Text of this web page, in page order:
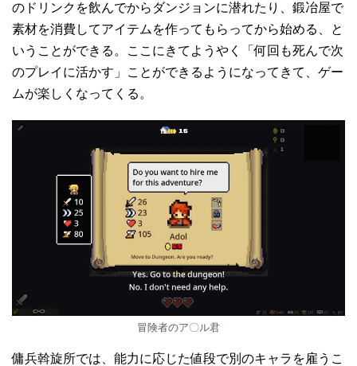
のドリンクを飲んでからダンジョンに潜れたり、鍛冶屋で
素材を消費してアイテムを作ってもらってから始める、と
いうことができる。ここにきてようやく「何回も死んで次
のプレイに活かす」ことができるようになってきて、ゲー
ムが楽しくなってくる。
冒険者のア〇ル君
傭兵斡旋所では、能力に応じた値段で別のキャラを雇うこ